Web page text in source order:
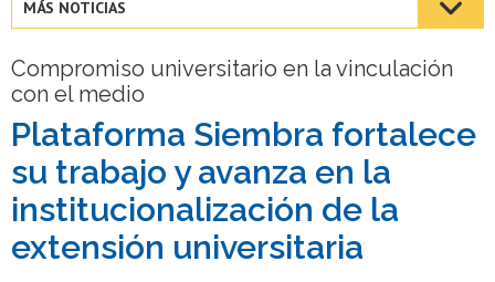
Estudiantes
Académicas/os
Funcionarias/os
Egresadas/os
MÁS NOTICIAS
Compromiso universitario en la vinculación
con el medio
Plataforma Siembra fortalece
su trabajo y avanza en la
institucionalización de la
extensión universitaria